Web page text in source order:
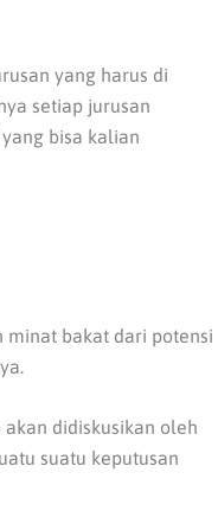
yang harus di
setiap jurusan
bisa kalian
minat bakat dari potensi
didiskusikan oleh
suatu keputusan